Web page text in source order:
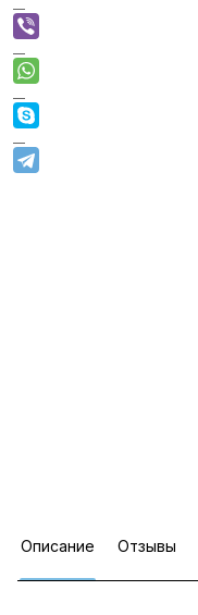
Описание Отзывы